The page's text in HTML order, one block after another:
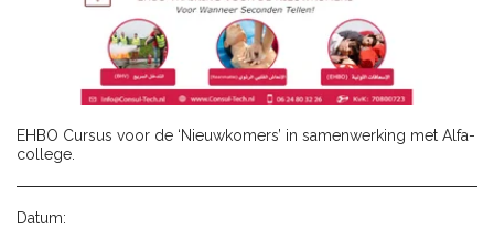
EHBO Cursus voor de ‘Nieuwkomers’ in samenwerking met Alfa-
college.
Datum: